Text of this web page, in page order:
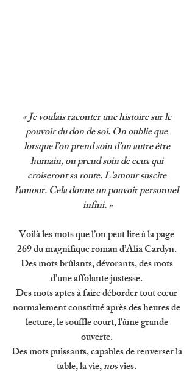
« Je voulais raconter une histoire sur le
pouvoir du don de soi. On oublie que
lorsque l’on prend soin d’un autre être
humain, on prend soin de ceux qui
croiseront sa route. L’amour suscite
l’amour. Cela donne un pouvoir personnel
infini. »
Voilà les mots que l’on peut lire à la page
269 du magnifique roman d’Alia Cardyn.
Des mots brûlants, dévorants, des mots
d’une affolante justesse.
Des mots aptes à faire déborder tout cœur
normalement constitué après des heures de
lecture, le souffle court, l’âme grande
ouverte.
Des mots puissants, capables de renverser la
table, la vie, nos vies.